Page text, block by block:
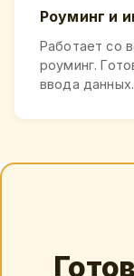
Роуминг и
Работает со
роуминг.
ввода данных.